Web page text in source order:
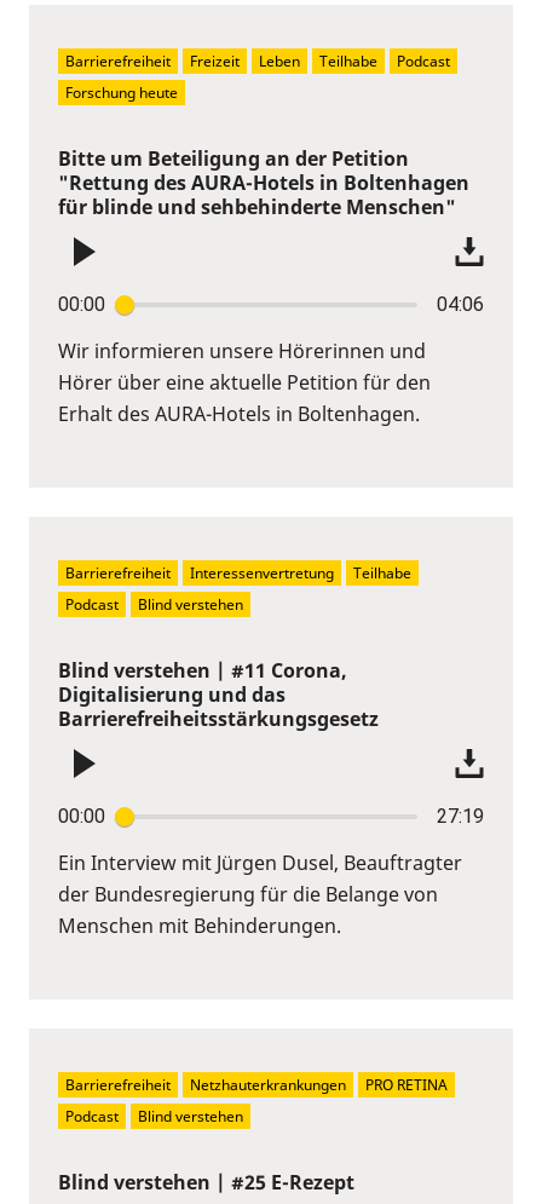
Bitte um Beteiligung an der Petition
"Rettung des AURA-Hotels in Boltenhagen
für blinde und sehbehinderte Menschen"
00:00 04:06
Wir informieren unsere Hörerinnen und
Hörer über eine aktuelle Petition für den
Erhalt des AURA-Hotels in Boltenhagen.
Barrierefreiheit Freizeit Leben Teilhabe
Podcast
Forschung heute
Blind verstehen | #11 Corona,
Digitalisierung und das
Barrierefreiheitsstärkungsgesetz
00:00 27:19
Ein Interview mit Jürgen Dusel, Beauftragter
der Bundesregierung für die Belange von
Menschen mit Behinderungen.
Barrierefreiheit Interessenvertretung
Teilhabe
Podcast
Blind verstehen
Blind verstehen | #25 E-Rezept
Barrierefreiheit Netzhauterkrankungen
PRO RETINA
Podcast
Blind verstehen